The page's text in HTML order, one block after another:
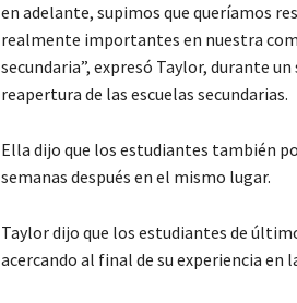
en adelante, supimos que queríamos
realmente importantes en nuestra
secundaria”, expresó Taylor, durante
reapertura de las escuelas secundarias.
Ella dijo que los estudiantes también
semanas después en el mismo lugar.
Taylor dijo que los estudiantes de
acercando al final de su experiencia en